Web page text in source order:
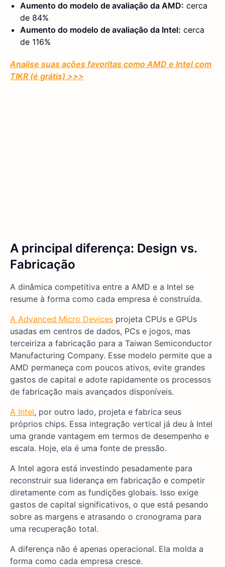
Aumento do modelo de avaliação da AMD: cerca
de 84%
Aumento do modelo de avaliação da Intel: cerca
de 116%
Analise suas ações favoritas como AMD e Intel com
TIKR (é grátis) >>>
A principal diferença: Design vs.
Fabricação
A dinâmica competitiva entre a AMD e a Intel se
resume à forma como cada empresa é construída.
A Advanced Micro Devices projeta CPUs e GPUs
usadas em centros de dados, PCs e jogos, mas
terceiriza a fabricação para a Taiwan Semiconductor
Manufacturing Company. Esse modelo permite que a
AMD permaneça com poucos ativos, evite grandes
gastos de capital e adote rapidamente os processos
de fabricação mais avançados disponíveis.
A Intel, por outro lado, projeta e fabrica seus
próprios chips. Essa integração vertical já deu à Intel
uma grande vantagem em termos de desempenho e
escala. Hoje, ela é uma fonte de pressão.
A Intel agora está investindo pesadamente para
reconstruir sua liderança em fabricação e competir
diretamente com as fundições globais. Isso exige
gastos de capital significativos, o que está pesando
sobre as margens e atrasando o cronograma para
uma recuperação total.
A diferença não é apenas operacional. Ela molda a
forma como cada empresa cresce.